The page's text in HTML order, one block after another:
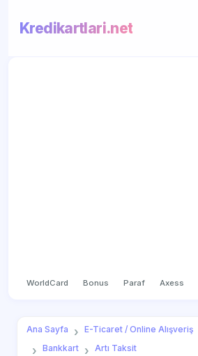
Kredikartlari.net
WorldCard Bonus Paraf Axess
Ana Sayfa E-Ticaret / Online Alışveriş
Bankkart
Artı Taksit